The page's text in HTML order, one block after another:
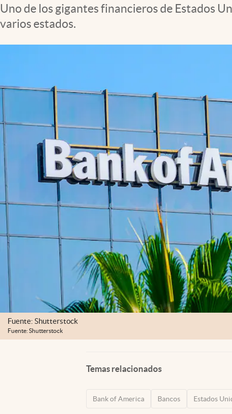
Uno de los gigantes financieros de Estados
varios estados.
Fuente: Shutterstock
Fuente: Shutterstock
Temas relacionados
Bank of America Bancos Estados